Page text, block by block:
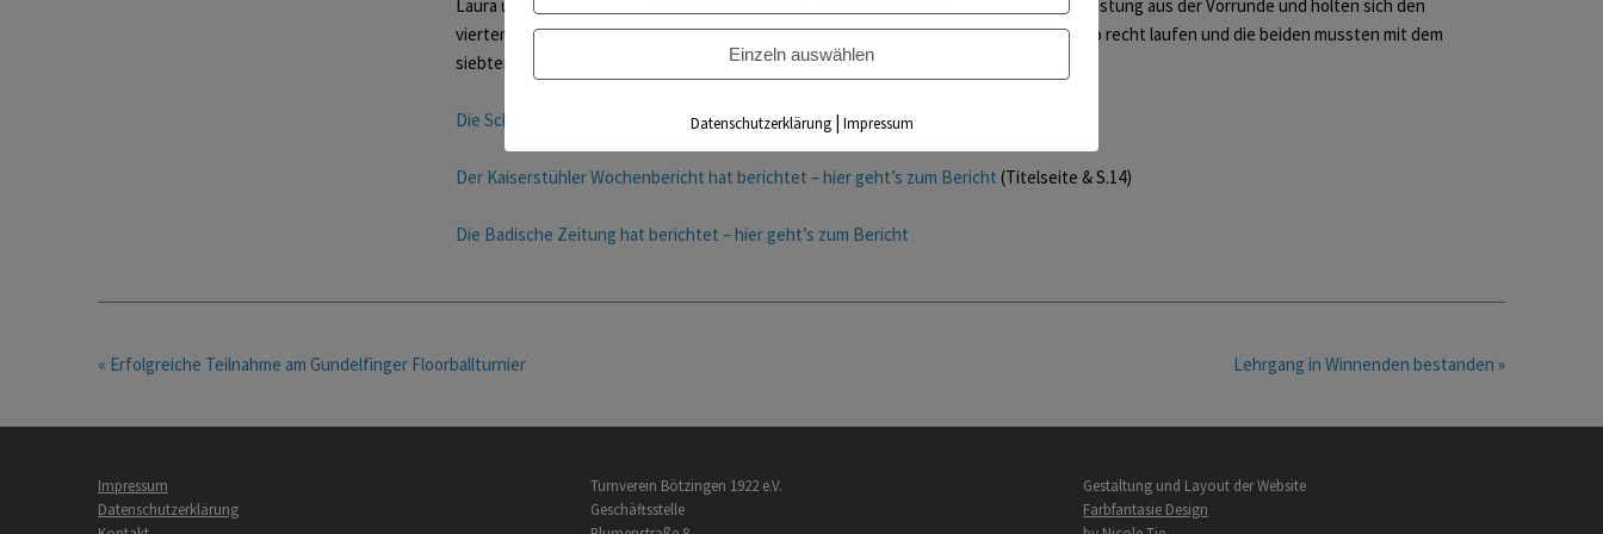
Laura und Maik setzten ihren Höhenflug weiter fort. Sie toppten nochmals ihre Bestleistung aus der Vorrunde und holten sich den
vierten Platz. Nur bei Nicole Tie/Sven Freimuth wollte es in der Endrunde nicht mehr so recht laufen und die beiden mussten mit dem
siebten Platz vorlieb nehmen.
Die Schwarzwälder Post hat berichtet – hier geht’s zum Bericht
Der Kaiserstühler Wochenbericht hat berichtet – hier geht’s zum Bericht (Titelseite & S.14)
Die Badische Zeitung hat berichtet – hier geht’s zum Bericht
« Erfolgreiche Teilnahme am Gundelfinger Floorballturnier Lehrgang in Winnenden bestanden »
Impressum
Datenschutzerklärung
Turnverein Bötzingen 1922 e.V.
Geschäftsstelle
Gestaltung und Layout der Website
Farbfantasie Design
Einzeln auswählen
Datenschutzerklärung| Impressum